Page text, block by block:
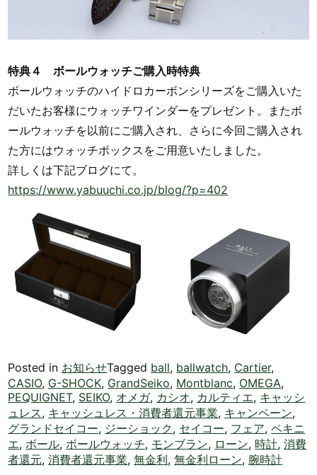
特典４ ボールウォッチご購入時特典
ボールウォッチのハイドロカーボンシリーズをご購入いた
だいたお客様にウォッチワインダーをプレゼント。またボ
ールウォッチを以前にご購入され、さらに今回ご購入され
た方にはウォッチボックスをご用意いたしました。
詳しくは下記ブログにて。
https://www.yabuuchi.co.jp/blog/?p=402
Posted in お知らせTagged ball, ballwatch, Cartier,
CASIO, G-SHOCK, GrandSeiko, Montblanc, OMEGA,
PEQUIGNET, SEIKO, オメガ, カシオ, カルティエ, キャッシ
ュレス, キャッシュレス・消費者還元事業, キャンペーン,
グランドセイコー, ジーショック, セイコー, フェア,ペキニ
エ,ボール,ボールウォッチ, モンブラン, ローン, 時計,消費
者還元,消費者還元事業,無金利,無金利ローン, 腕時計